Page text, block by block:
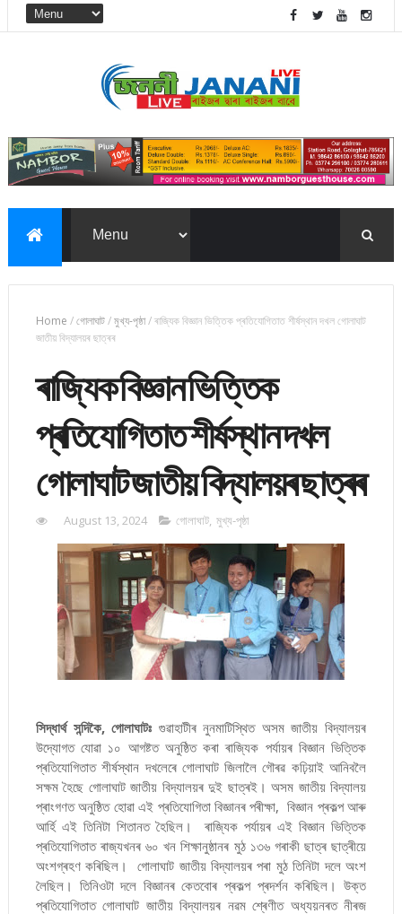
Home /গোলাঘাট/মুখ্য-পৃষ্ঠা/ৰাজ্যিক বিজ্ঞান ভিত্তিক প্ৰতিযোগিতাত শীৰ্ষস্থান দখল গোলাঘাট
জাতীয় বিদ্যালয়ৰ ছাত্ৰৰ
ৰাজ্যিক বিজ্ঞান ভিত্তিক
প্ৰতিযোগিতাত শীৰ্ষস্থান দখল
গোলাঘাট জাতীয় বিদ্যালয়ৰ ছাত্ৰৰ
August 13, 2024 গোলাঘাট, মুখ্য-পৃষ্ঠা
সিদ্ধাৰ্থ সন্দিকৈ, গোলাঘাটঃ গুৱাহাটীৰ নুনমাটিস্থিত অসম জাতীয় বিদ্যালয়ৰ
উদ্যোগত যোৱা ১০ আগষ্টত অনুষ্ঠিত কৰা ৰাজ্যিক পৰ্যায়ৰ বিজ্ঞান ভিত্তিক
প্ৰতিযোগিতাত শীৰ্ষস্থান দখলেৰে গোলাঘাট জিলালৈ গৌৰৱ কঢ়িয়াই আনিবলৈ
সক্ষম হৈছে গোলাঘাট জাতীয় বিদ্যালয়ৰ দুই ছাত্ৰই। অসম জাতীয় বিদ্যালয়
প্ৰাংগণত অনুষ্ঠিত হোৱা এই প্ৰতিযোগিতা বিজ্ঞানৰ পৰীক্ষা, বিজ্ঞান প্ৰকল্প আৰু
আৰ্হি এই তিনিটা শিতানত হৈছিল। ৰাজ্যিক পৰ্যায়ৰ এই বিজ্ঞান ভিত্তিক
প্ৰতিযোগিতাত ৰাজ্যখনৰ ৬০ খন শিক্ষানুষ্ঠানৰ মুঠ ১৩৬ গৰাকী ছাত্ৰ ছাত্ৰীয়ে
অংশগ্ৰহণ কৰিছিল। গোলাঘাট জাতীয় বিদ্যালয়ৰ পৰা মুঠ তিনিটা দলে অংশ
লৈছিল। তিনিওটা দলে বিজ্ঞানৰ কেতবোৰ প্ৰকল্প প্ৰদৰ্শন কৰিছিল। উক্ত
প্ৰতিযোগিতাত গোলাঘাট জাতীয় বিদ্যালয়ৰ নৱম শ্ৰেণীত অধ্যয়নৰত নীৰজ